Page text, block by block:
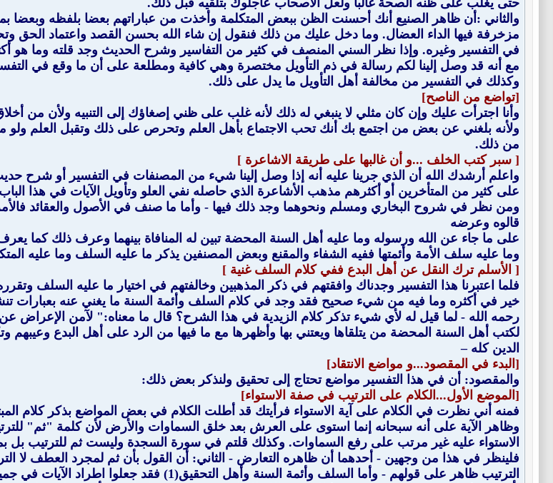
والثاني :أن ظاهر الصنيع أنك أحسنت الظن ببعض المتكلمة وأخذت من عباراتهم بعضا بلفظه
مزخرفة فيها الداء العضال. وما دخل عليك من ذلك فنقول إن شاء الله بحسن القصد واعتماد الحق
في التفسير وغيره. وإذا نظر السني المنصف في كثير من التفاسير وشرح الحديث وجد قلته وما هو
مع أنه قد وصل إلينا لكم رسالة في ذم التأويل مختصرة وهي كافية ومطلعة على أن ما وقع في
وكذلك في التفسير من مخالفة أهل التأويل ما يدل على ذلك.
[تواضع من الناصح]
وأنا اجترأت عليك وإن كان مثلي لا ينبغي له ذلك لأنه غلب على ظني إصغاؤك إلى التنبيه ولأن من
ولأنه بلغني عن بعض من اجتمع بك أنك تحب الاجتماع بأهل العلم وتحرص على ذلك وتقبل العلم
من ذلك.
[ سبر كتب الخلف ...و أن غالبها على طريقة الاشاعرة ]
واعلم أرشدك الله أن الذي جرينا عليه أنه إذا وصل إلينا شيء من المصنفات في التفسير أو شرح حديث
على كثير من المتأخرين أو أكثرهم مذهب الأشاعرة الذي حاصله نفي العلو وتأويل الآيات في هذا
ومن نظر في شروح البخاري ومسلم ونحوهما وجد ذلك فيها - وأما ما صنف في الأصول والعقائد
قالوه وعرضه
على ما جاء عن الله ورسوله وما عليه أهل السنة المحضة تبين له المنافاة بينهما وعرف ذلك كما
وما عليه سلف الأمة وأئمتها ففيه الشفاء والمقنع وبعض المصنفين يذكر ما عليه السلف وما عليه
[ الأسلم ترك النقل عن أهل البدع ففي كلام السلف غنية ]
فلما اعتبرنا هذا التفسير وجدناك وافقتهم في ذكر المذهبين وخالفتهم في اختيار ما عليه السلف
خير في أكثره وما فيه من شيء صحيح فقد وجد في كلام السلف وأئمة السنة ما يغني عنه بعبارات
رحمه الله - لما قيل له لأي شيء تذكر كلام الزيدية في هذا الشرح؟ قال ما معناه:" لآمن الإعراض
لكتب أهل السنة المحضة من يتلقاها ويعتني بها وأظهرها مع ما فيها من الرد على أهل البدع
الدين كله –
[البدء في المقصود...و مواضع الانتقاد]
والمقصود: أن في هذا التفسير مواضع تحتاج إلى تحقيق ولنذكر بعض ذلك:
[الموضع الأول...الكلام على الترتيب في صفة الاستواء]
فمنه أني نظرت في الكلام على آية الاستواء فرأيتك قد أطلت الكلام في بعض المواضع بذكر كلام
وظاهر الآية على أنه سبحانه إنما استوى على العرش بعد خلق السماوات والأرض لأن كلمة "ثم"
الاستواء عليه غير مرتب على رفع السماوات. وكذلك قلتم في سورة السجدة وليست ثم للترتيب بل
فلينظر في هذا من وجهين - أحدهما أن ظاهره التعارض - الثاني: أن القول بأن ثم لمجرد العطف لا
الترتيب ظاهر على قولهم - وأما السلف وأئمة السنة